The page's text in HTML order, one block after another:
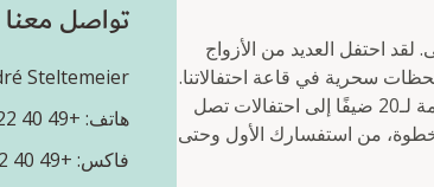
احتفل العديد من الأزواج
سحرية في قاعة احتفالاتنا.
نقدم أماكن لجميع أنواع حفلات الزفاف – من تجمعات عائلية حميمة لـ20 ضيفًا إلى احتفالات تصل
خطوة، من استفسارك الأول وحتى
تواصل معنا
Steltemeier
هاتف: +49 40 60822-8841
فاكس: +49 40 60822-8849